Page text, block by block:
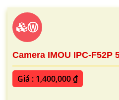
Ⓦ
Camera IMOU IPC-F52P
Giá : 1,400,000 ₫